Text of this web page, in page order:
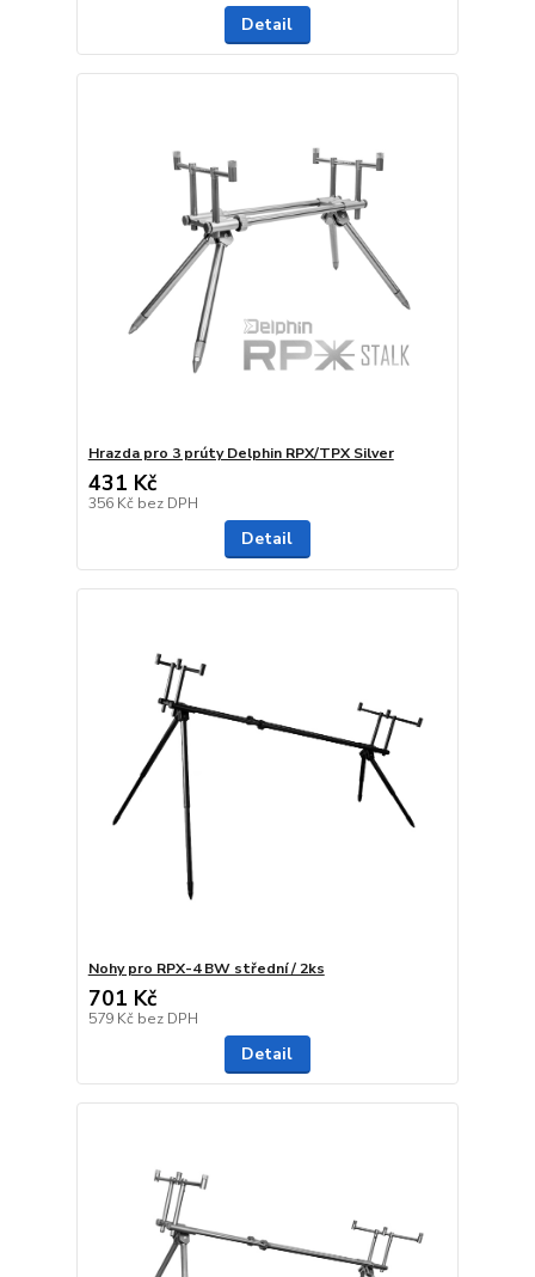
Detail
Hrazda pro 3 prúty Delphin RPX/TPX Silver
431 Kč
356 Kč bez DPH
Detail
Nohy pro RPX-4 BW střední / 2ks
701 Kč
579 Kč bez DPH
Detail